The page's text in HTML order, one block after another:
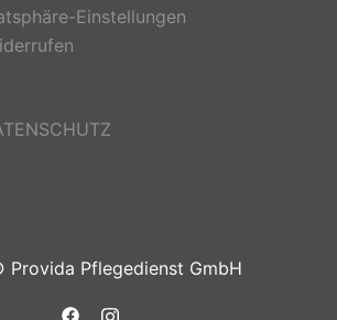
Einstellungen
Pflegedienst GmbH
https://www.facebook.com/
https://